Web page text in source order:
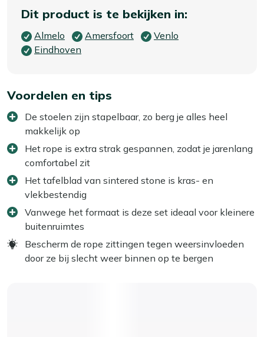
Dit product is te bekijken in:
Almelo Amersfoort
Venlo
Eindhoven
Voordelen en tips
De stoelen zijn stapelbaar, zo berg je alles heel
makkelijk op
Het rope is extra strak gespannen, zodat je jarenlang
comfortabel zit
Het tafelblad van sintered stone is kras- en
vlekbestendig
Vanwege het formaat is deze set ideaal voor kleinere
buitenruimtes
Bescherm de rope zittingen tegen weersinvloeden
door ze bij slecht weer binnen op te bergen